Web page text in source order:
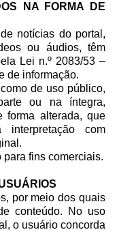
NA FORMA DE
notícias do portal,
ou áudios, têm
Lei n.º 2083/53 –
de informação.
de uso público,
ou na íntegra,
forma alterada, que
com
para fins comerciais.
por meio dos quais
conteúdo. No uso
o usuário concorda